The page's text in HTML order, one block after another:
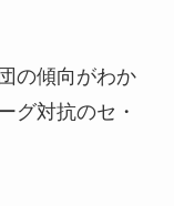
の傾向がわか
グ対抗のセ・